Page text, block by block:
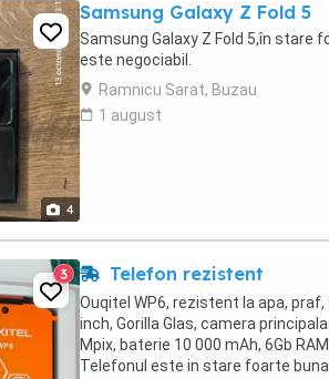
4
Samsung Galaxy Z Fold 5
Samsung Galaxy Z Fold 5,în stare
este negociabil.
Ramnicu Sarat, Buzau
1 august
3 Telefon rezistent
Ouqitel WP6, rezistent la apa,
inch, Gorilla Glas, camera
Mpix, baterie 10 000 mAh, 6Gb
Telefonul este in stare foarte buna.